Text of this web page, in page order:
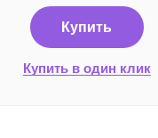
Купить
Купить в один клик